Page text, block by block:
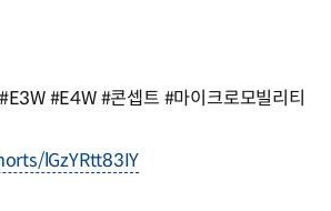
#E4W #콘셉트 #마이크로모빌리티
lGzYRtt83IY